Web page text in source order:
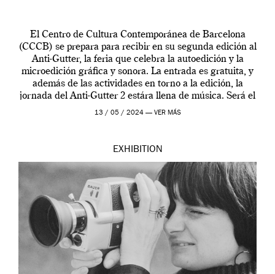
El Centro de Cultura Contemporánea de Barcelona
(CCCB) se prepara para recibir en su segunda edición al
Anti-Gutter, la feria que celebra la autoedición y la
microedición gráfica y sonora. La entrada es gratuita, y
además de las actividades en torno a la edición, la
jornada del Anti-Gutter 2 estára llena de música. Será el
[…]
13 / 05 / 2024 — VER MÁS
EXHIBITION